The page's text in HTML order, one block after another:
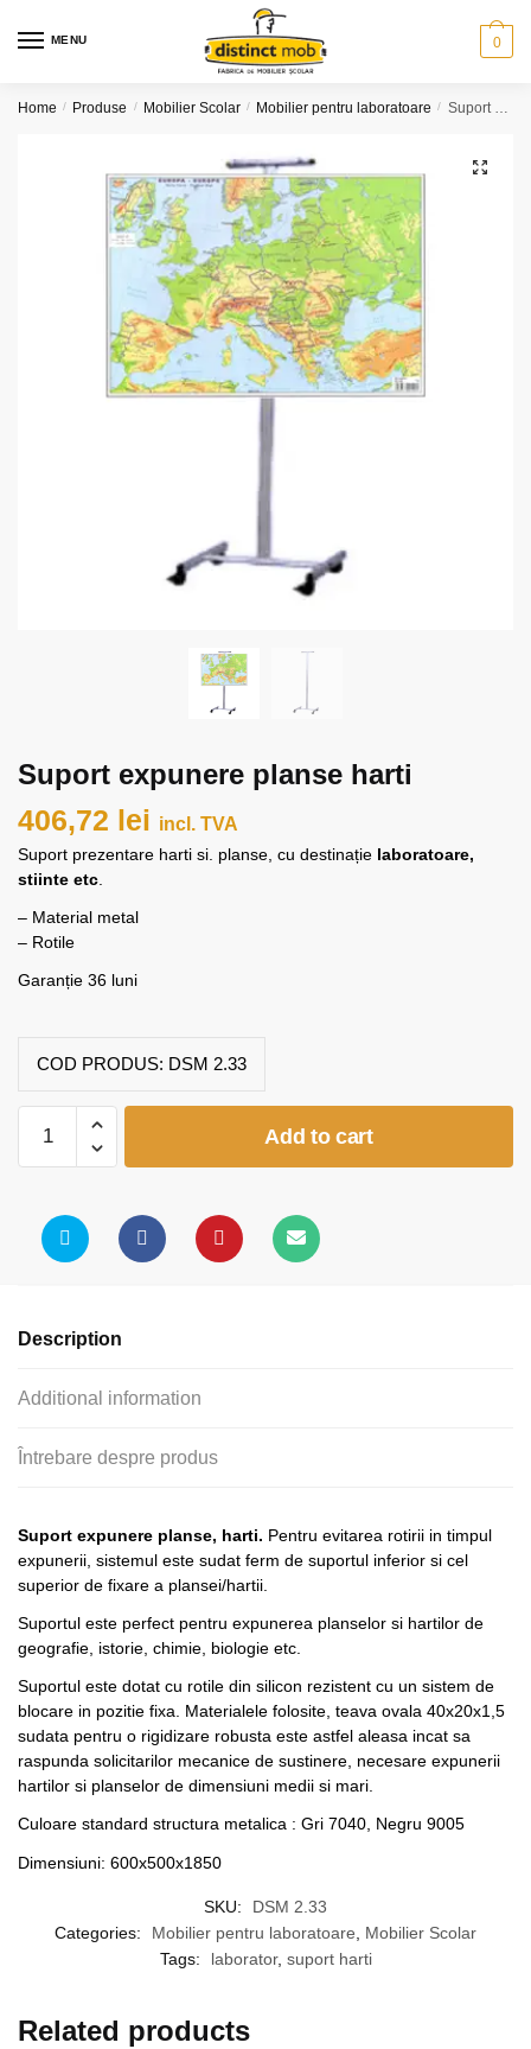
MENU 0
Home / Produse / Mobilier Scolar / Mobilier pentru laboratoare / Suport expunere planse harti
🔍
Suport expunere planse harti
406,72 lei incl. TVA
Suport prezentare harti si. planse, cu destinație laboratoare,
stiinte etc
– Material metal
– Rotile
Garanție 36 luni
COD PRODUS: DSM 2.33
expunere
quantity
Add to cart
Description
Additional information
Întrebare despre produs
Suport expunere planse, harti. Pentru evitarea rotirii in timpul
expunerii, sistemul este sudat ferm de suportul inferior si cel
superior de fixare a plansei/hartii.
Suportul este perfect pentru expunerea planselor si hartilor de
geografie, istorie, chimie, biologie etc.
Suportul este dotat cu rotile din silicon rezistent cu un sistem de
blocare in pozitie fixa. Materialele folosite, teava ovala 40x20x1,5
sudata pentru o rigidizare robusta este astfel aleasa incat sa
raspunda solicitarilor mecanice de sustinere, necesare expunerii
hartilor si planselor de dimensiuni medii si mari.
Culoare standard structura metalica : Gri 7040, Negru 9005
Dimensiuni: 600x500x1850
SKU:
DSM 2.33
Categories:
Mobilier pentru laboratoare, Mobilier Scolar
Tags:
laborator, suport harti
Related products